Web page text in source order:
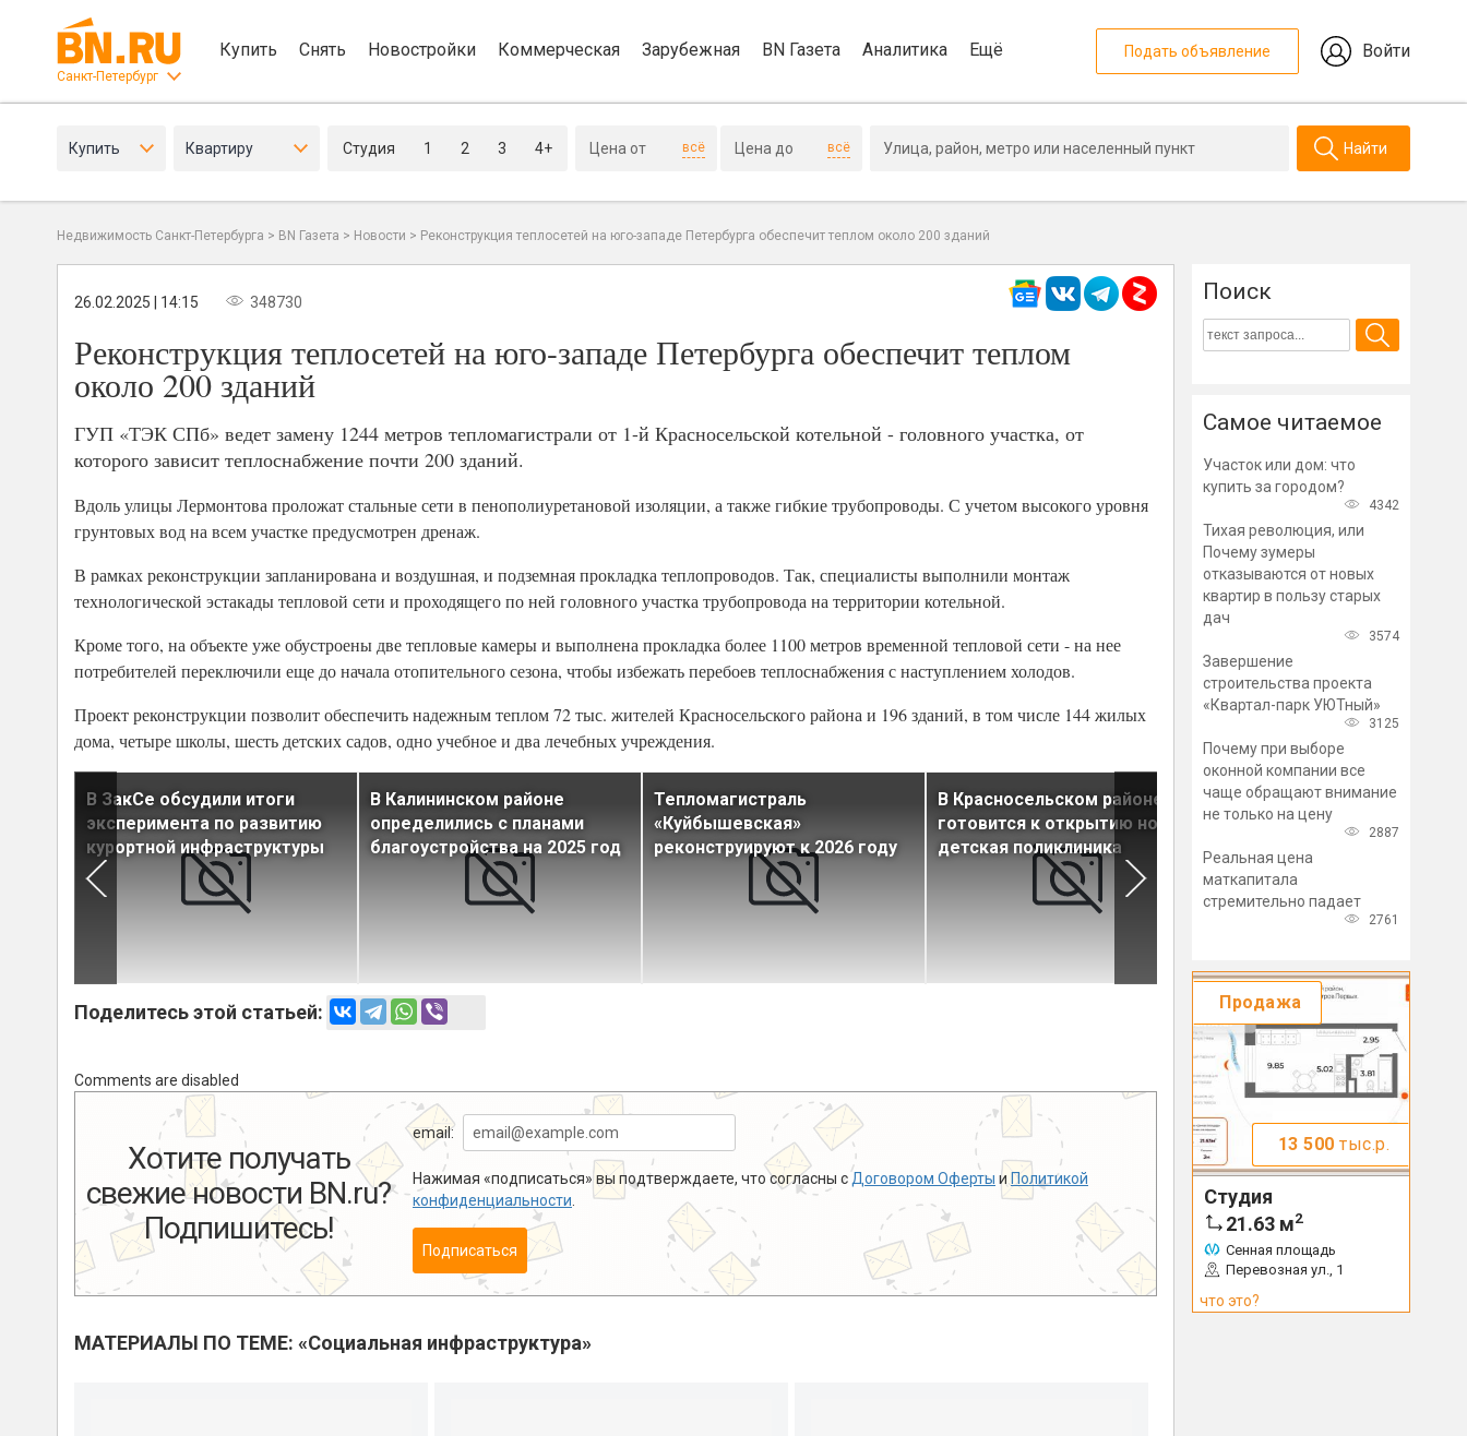
Санкт-Петербург
Купить Снять Новостройки Коммерческая Зарубежная BN Газета Аналитика Ещё Подать объявление Войти
Купить Квартиру Студия 1 2 3 4+ всё всё Найти
Недвижимость Санкт-Петербурга > BN Газета > Новости > Реконструкция теплосетей на юго-западе Петербурга обеспечит теплом около 200 зданий
26.02.2025 | 14:15 348730
Реконструкция теплосетей на юго-западе Петербурга обеспечит теплом
около 200 зданий
ГУП «ТЭК СПб» ведет замену 1244 метров тепломагистрали от 1-й Красносельской котельной - головного участка, от
которого зависит теплоснабжение почти 200 зданий.
Вдоль улицы Лермонтова проложат стальные сети в пенополиуретановой изоляции, а также гибкие трубопроводы. С учетом высокого уровня
грунтовых вод на всем участке предусмотрен дренаж.
В рамках реконструкции запланирована и воздушная, и подземная прокладка теплопроводов. Так, специалисты выполнили монтаж
технологической эстакады тепловой сети и проходящего по ней головного участка трубопровода на территории котельной.
Кроме того, на объекте уже обустроены две тепловые камеры и выполнена прокладка более 1100 метров временной тепловой сети - на нее
потребителей переключили еще до начала отопительного сезона, чтобы избежать перебоев теплоснабжения с наступлением холодов.
Проект реконструкции позволит обеспечить надежным теплом 72 тыс. жителей Красносельского района и 196 зданий, в том числе 144 жилых
дома, четыре школы, шесть детских садов, одно учебное и два лечебных учреждения.
В ЗакСе обсудили итоги
эксперимента по развитию
курортной инфраструктуры
В Калининском районе
определились с планами
благоустройства на 2025 год
Тепломагистраль
«Куйбышевская»
реконструируют к 2026 году
В Красносельском районе
готовится к открытию новая
детская поликлиника
В Адмиралтейском районе
создадут новое
Поделитесь этой статьей:
Comments are disabled
Хотите получать
свежие новости BN.ru?
Подпишитесь!
email:
Нажимая «подписаться» вы подтверждаете, что согласны с Договором Оферты и Политикой
конфиденциальности
Подписаться
МАТЕРИАЛЫ ПО ТЕМЕ: «Социальная инфраструктура»
Поиск
Самое читаемое
Участок или дом: что
купить за городом?
4342
Тихая революция, или
Почему зумеры
отказываются от новых
квартир в пользу старых
дач
3574
Завершение
строительства проекта
«Квартал-парк УЮТный»
3125
Почему при выборе
оконной компании все
чаще обращают внимание
не только на цену
2887
Реальная цена
маткапитала
стремительно падает
2761
Продажа
13 500 тыс.р.
Студия
21.63 м2
Сенная площадь
Перевозная ул., 1
что это?